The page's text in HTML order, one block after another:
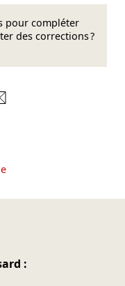
pour compléter
des corrections ?
Mastodon
sur Bluesky
sur Facebook
: